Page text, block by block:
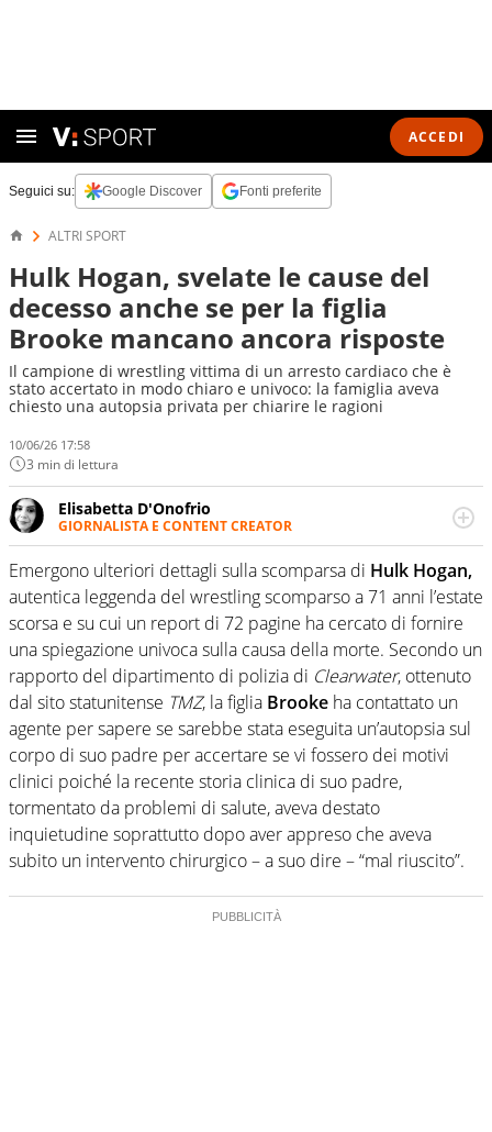
ACCEDI
Seguici su: Google Discover Fonti preferite
ALTRI SPORT
Hulk Hogan, svelate le cause del
decesso anche se per la figlia
Brooke mancano ancora risposte
Il campione di wrestling vittima di un arresto cardiaco che è
stato accertato in modo chiaro e univoco: la famiglia aveva
chiesto una autopsia privata per chiarire le ragioni
10/06/26 17:58
3 min di lettura
Elisabetta D'Onofrio
GIORNALISTA E CONTENT CREATOR
Giornalista professionista dal 2007, scrive per curiosità
personale e necessità: soprattutto di calcio, di sport e dei
suoi protagonisti, concedendosi innocenti evasioni
nell'ambito della creazione di format. Un tempo ala
destra, oggi si sente a suo agio nel ruolo di libero. Cura
una classifica riservata dei migliori 5 calciatori di sempre.
Emergono ulteriori dettagli sulla scomparsa di Hulk Hogan,
autentica leggenda del wrestling scomparso a 71 anni l’estate
scorsa e su cui un report di 72 pagine ha cercato di fornire
una spiegazione univoca sulla causa della morte. Secondo un
rapporto del dipartimento di polizia di Clearwater, ottenuto
dal sito statunitense TMZ, la figlia Brooke ha contattato un
agente per sapere se sarebbe stata eseguita un’autopsia sul
corpo di suo padre per accertare se vi fossero dei motivi
clinici poiché la recente storia clinica di suo padre,
tormentato da problemi di salute, aveva destato
inquietudine soprattutto dopo aver appreso che aveva
subito un intervento chirurgico – a suo dire – “mal riuscito”.